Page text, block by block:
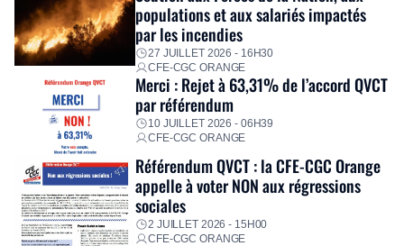
immédiatement ses équipes afin de proposer un diagnostic
personnalisé, des aides financières pour faire face aux
premières dépenses, […]
populations et aux salariés impactés
par les incendies
27 JUILLET 2026 - 16H30
CFE-CGC ORANGE
Merci : Rejet à 63,31% de l’accord QVCT
par référendum
10 JUILLET 2026 - 06H39
CFE-CGC ORANGE
Référendum QVCT : la CFE-CGC Orange
appelle à voter NON aux régressions
sociales
2 JUILLET 2026 - 15H00
CFE-CGC ORANGE